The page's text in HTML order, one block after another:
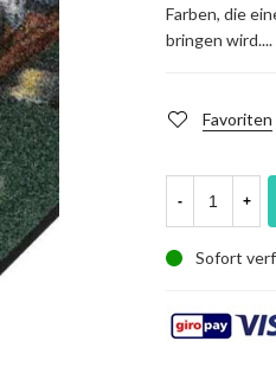
Farben, die
bringen wird....
Favoriten
- +
Sofort